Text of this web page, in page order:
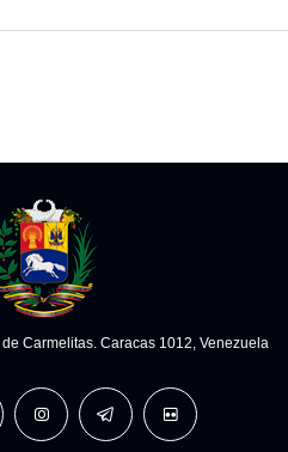
Carmelitas. Caracas 1012, Venezuela